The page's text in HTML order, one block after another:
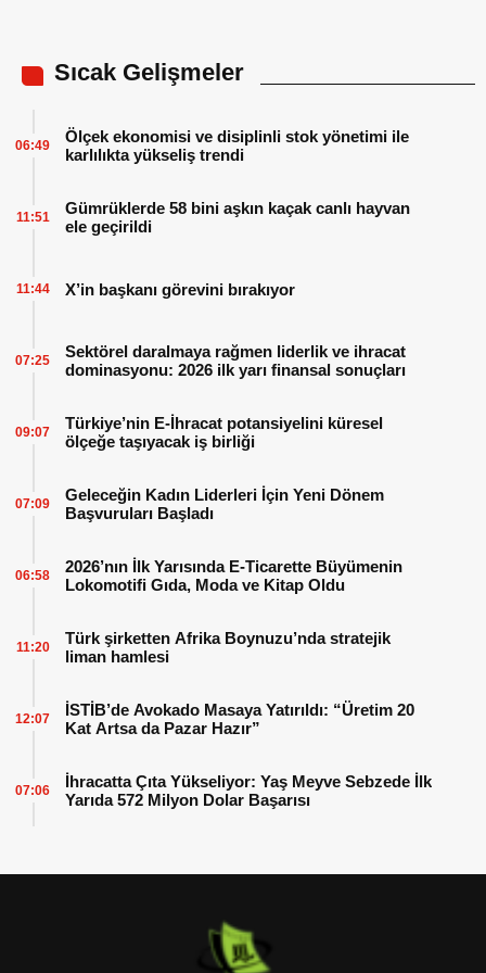
Sıcak Gelişmeler
Ölçek ekonomisi ve disiplinli stok yönetimi ile
karlılıkta yükseliş trendi
06:49
Gümrüklerde 58 bini aşkın kaçak canlı hayvan
ele geçirildi
11:51
X’in başkanı görevini bırakıyor
11:44
Sektörel daralmaya rağmen liderlik ve ihracat
dominasyonu: 2026 ilk yarı finansal sonuçları
07:25
Türkiye’nin E-İhracat potansiyelini küresel
ölçeğe taşıyacak iş birliği
09:07
Geleceğin Kadın Liderleri İçin Yeni Dönem
Başvuruları Başladı
07:09
2026’nın İlk Yarısında E-Ticarette Büyümenin
Lokomotifi Gıda, Moda ve Kitap Oldu
06:58
Türk şirketten Afrika Boynuzu’nda stratejik
liman hamlesi
11:20
İSTİB’de Avokado Masaya Yatırıldı: “Üretim 20
Kat Artsa da Pazar Hazır”
12:07
İhracatta Çıta Yükseliyor: Yaş Meyve Sebzede İlk
Yarıda 572 Milyon Dolar Başarısı
07:06